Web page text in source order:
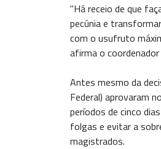
"Há receio de que
pecúnia e
com o usufruto
afirma o
Antes mesmo da
Federal) aprovaram
períodos de cinco
folgas e evitar a
magistrados.